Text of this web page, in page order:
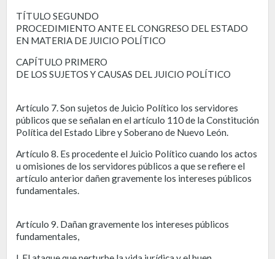
TÍTULO SEGUNDO
PROCEDIMIENTO ANTE EL CONGRESO DEL ESTADO
EN MATERIA DE JUICIO POLÍTICO
CAPÍTULO PRIMERO
DE LOS SUJETOS Y CAUSAS DEL JUICIO POLÍTICO
Artículo 7. Son sujetos de Juicio Político los servidores
públicos que se señalan en el artículo 110 de la Constitución
Política del Estado Libre y Soberano de Nuevo León.
Artículo 8. Es procedente el Juicio Político cuando los actos
u omisiones de los servidores públicos a que se refiere el
artículo anterior dañen gravemente los intereses públicos
fundamentales.
Artículo 9. Dañan gravemente los intereses públicos
fundamentales,